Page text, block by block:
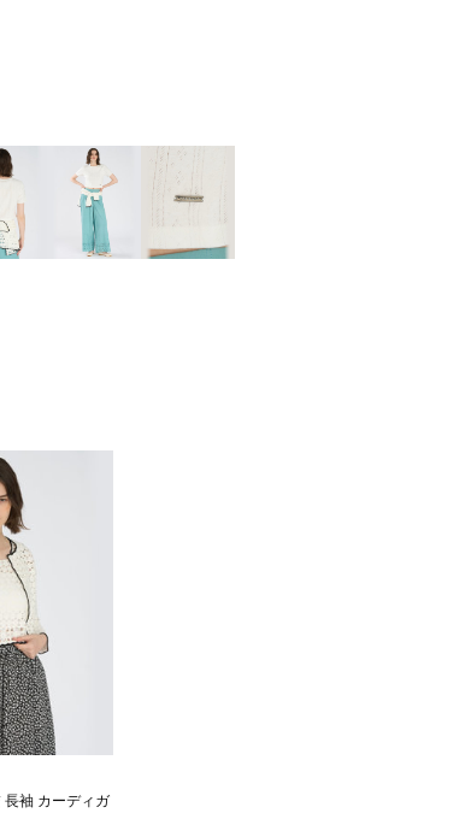
袖 カーディガ